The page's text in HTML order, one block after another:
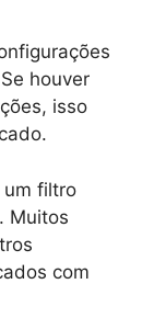
houver
isso
um filtro
Muitos
com